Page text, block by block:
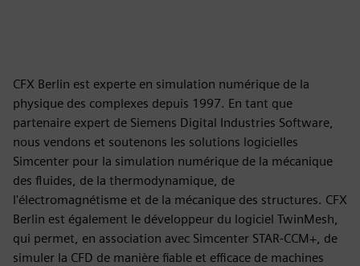
CFX Berlin est experte en simulation numérique de la
physique des complexes depuis 1997. En tant que
partenaire expert de Siemens Digital Industries Software,
nous vendons et soutenons les solutions logicielles
Simcenter pour la simulation numérique de la mécanique
des fluides, de la thermodynamique, de
l'électromagnétisme et de la mécanique des structures. CFX
Berlin est également le développeur du logiciel TwinMesh,
qui permet, en association avec Simcenter STAR-CCM+, de
simuler la CFD de manière fiable et efficace de machines